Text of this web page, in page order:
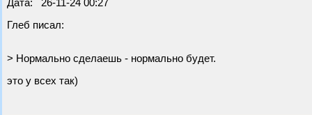
Дата: 26-11-24 00:27
Глеб писал:
> Нормально сделаешь - нормально будет.
это у всех так)